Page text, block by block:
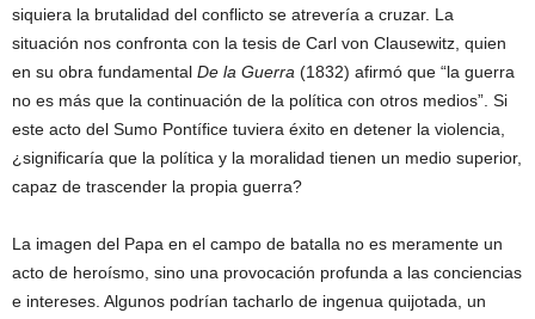
siquiera la brutalidad del conflicto se atrevería a cruzar. La
situación nos confronta con la tesis de Carl von Clausewitz, quien
en su obra fundamental De la Guerra (1832) afirmó que “la guerra
no es más que la continuación de la política con otros medios”. Si
este acto del Sumo Pontífice tuviera éxito en detener la violencia,
¿significaría que la política y la moralidad tienen un medio superior,
capaz de trascender la propia guerra?
La imagen del Papa en el campo de batalla no es meramente un
acto de heroísmo, sino una provocación profunda a las conciencias
e intereses. Algunos podrían tacharlo de ingenua quijotada, un